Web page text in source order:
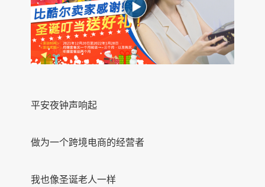
平安夜钟声响起
做为一个跨境电商的经营者
我也像圣诞老人一样